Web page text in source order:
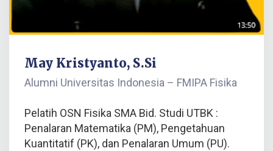
May Kristyanto, S.Si
Alumni Universitas Indonesia – FMIPA Fisika
Pelatih OSN Fisika SMA Bid. Studi UTBK :
Penalaran Matematika (PM), Pengetahuan
Kuantitatif (PK), dan Penalaran Umum (PU).